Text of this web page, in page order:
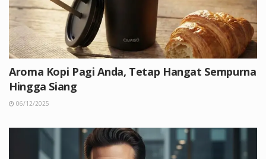
Aroma Kopi Pagi Anda, Tetap Hangat Sempurna
Hingga Siang
06/12/2025